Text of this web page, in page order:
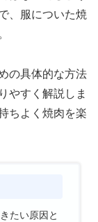
、服についた焼
の具体的な方法
やすく解説しま
ちよく焼肉を楽
たい原因と